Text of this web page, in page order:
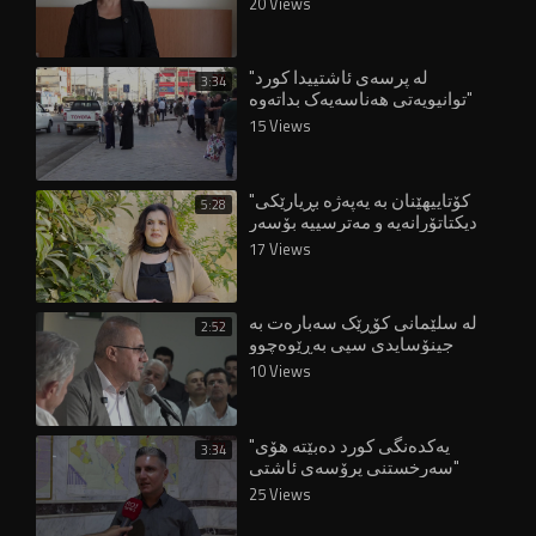
3:34 "لە پرسەی ئاشتییدا کورد
توانیویەتی هەناسەیەک بداتەوە"
15 Views
5:28 "کۆتاییهێنان بە یەپەژە بڕیارێکی
دیکتاتۆرانەیە و مەترسییە بۆسەر
17 Views
2:52 لە سلێمانی کۆڕێک سەبارەت بە
جینۆسایدی سپی بەڕێوەچوو
10 Views
3:34 "یەکدەنگی کورد دەبێتە هۆی
سەرخستنی پرۆسەی ئاشتی"
25 Views